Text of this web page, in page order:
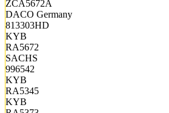
ZCA5672A
DACO Germany
813303HD
KYB
RA5672
SACHS
996542
KYB
RA5345
KYB